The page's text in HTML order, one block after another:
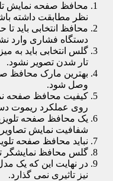
محافظ صفحه نمایش
نظر مطابقت داشته
محافظ انتخابی باید
دستگاه فشاری وارد
گلس انتخابی باید به
تار شدن تصویر نشود.
بهترین مارک محافظ
وصل شود.
کیفیت محافظ صفحه
روی عملکرد ریموت
یک محافظ صفحه
شفافیت نمایش
نباید محافظ صفحه
گلس محافظ نمایشگر
در نهایت این که یک
نیز تاثیری نمی گذارد.